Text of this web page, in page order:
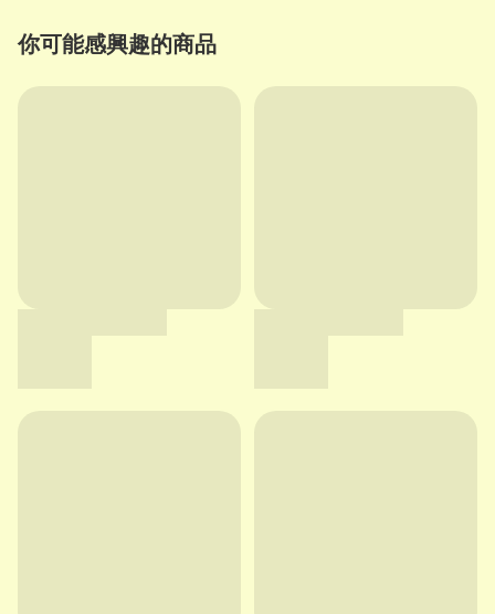
你可能感興趣的商品